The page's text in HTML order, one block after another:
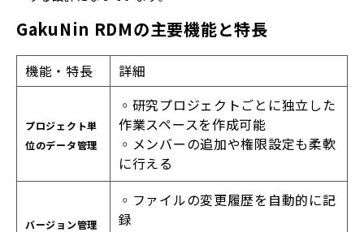
GakuNin RDMの主要機能と特長
機能・特長 詳細
プロジェクト単
位のデータ管理
◦研究プロジェクトごとに独立した
作業スペースを作成可能
◦メンバーの追加や権限設定も柔軟
に行える
バージョン管理
◦ファイルの変更履歴を自動的に記
録